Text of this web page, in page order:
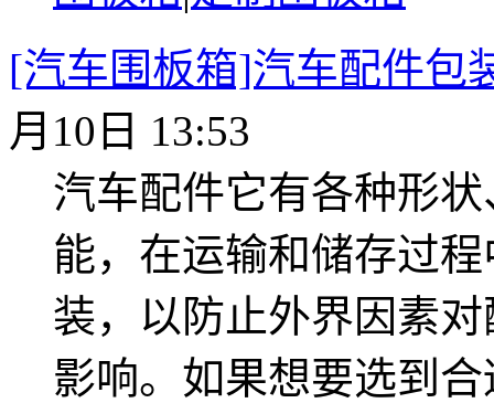
[汽车围板箱]汽车配件包
月10日 13:53
汽车配件它有各种形
能，在运输和储存过
装，以防止外界因素
影响。如果想要选到